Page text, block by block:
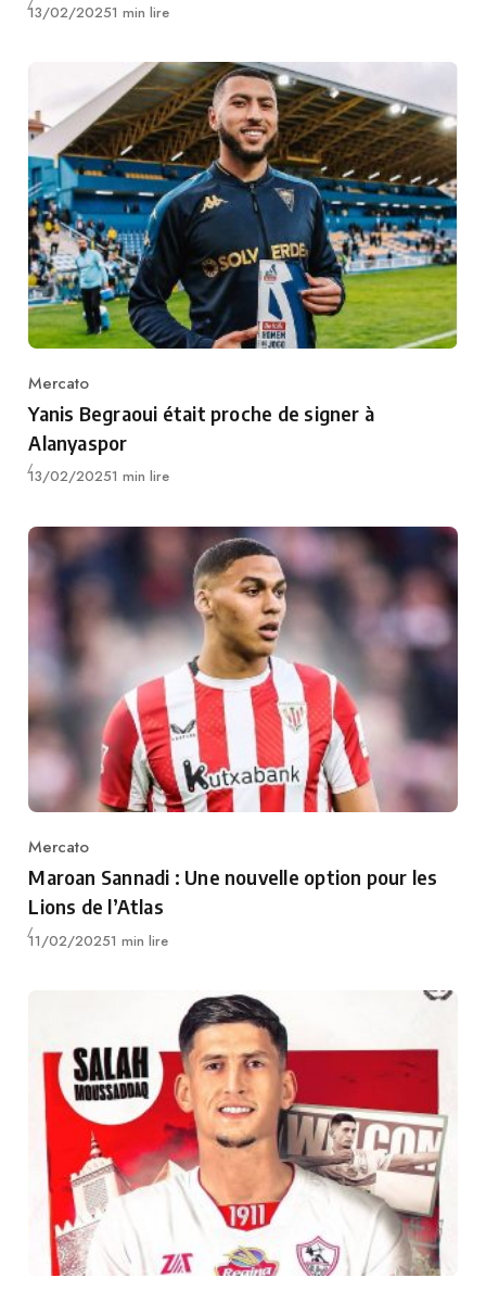
Publié
13/02/20251 min lire
Category
Mercato
Yanis Begraoui était proche de signer à
Alanyaspor
Publié
13/02/20251 min lire
Category
Mercato
Maroan Sannadi : Une nouvelle option pour les
Lions de l’Atlas
Publié
11/02/20251 min lire